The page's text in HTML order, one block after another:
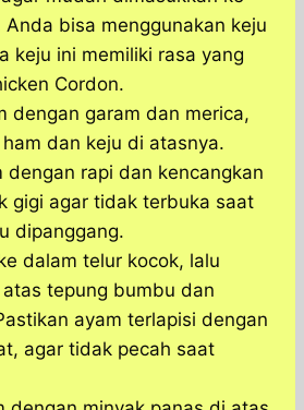
bisa menggunakan keju
keju ini memiliki rasa yang
Cordon.
dengan garam dan merica,
dan keju di atasnya.
dengan rapi dan kencangkan
gigi agar tidak terbuka saat
dipanggang.
dalam telur kocok, lalu
tepung bumbu dan
ayam terlapisi dengan
agar tidak pecah saat